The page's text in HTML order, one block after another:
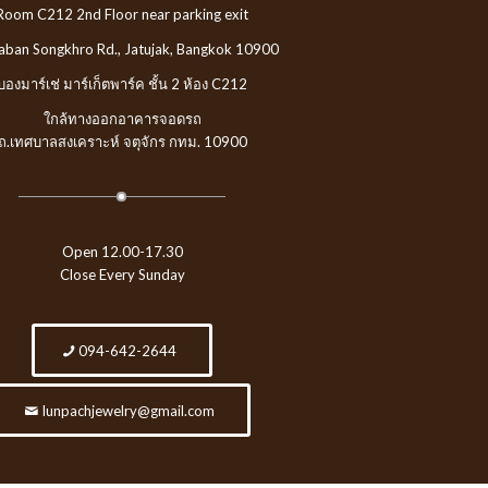
C212 2nd Floor near parking exit
Songkhro Rd., Jatujak, Bangkok 10900
องมาร์เช่ มาร์เก็ตพาร์ค ชั้น 2 ห้อง C212
ใกล้ทางออกอาคารจอดรถ
.เทศบาลสงเคราะห์ จตุจักร กทม. 10900
Open 12.00-17.30
Close Every Sunday
094-642-2644
lunpachjewelry@gmail.com